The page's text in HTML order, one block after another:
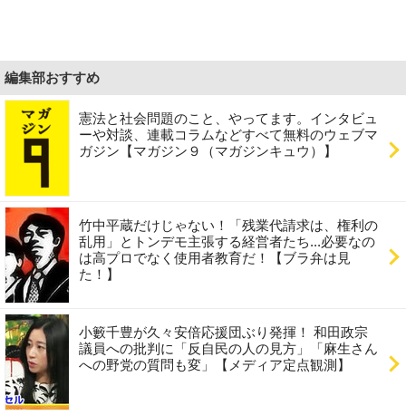
編集部おすすめ
憲法と社会問題のこと、やってます。インタビュ
ーや対談、連載コラムなどすべて無料のウェブマ
ガジン【マガジン９（マガジンキュウ）】
竹中平蔵だけじゃない！「残業代請求は、権利の
乱用」とトンデモ主張する経営者たち...必要なの
は高プロでなく使用者教育だ！【ブラ弁は見
た！】
小籔千豊が久々安倍応援団ぶり発揮！ 和田政宗
議員への批判に「反自民の人の見方」「麻生さん
への野党の質問も変」【メディア定点観測】